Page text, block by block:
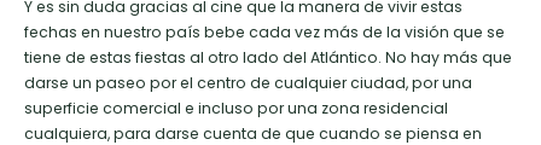
Y es sin duda gracias al cine que la manera de vivir estas
fechas en nuestro país bebe cada vez más de la visión que se
tiene de estas fiestas al otro lado del Atlántico. No hay más que
darse un paseo por el centro de cualquier ciudad, por una
superficie comercial e incluso por una zona residencial
cualquiera, para darse cuenta de que cuando se piensa en